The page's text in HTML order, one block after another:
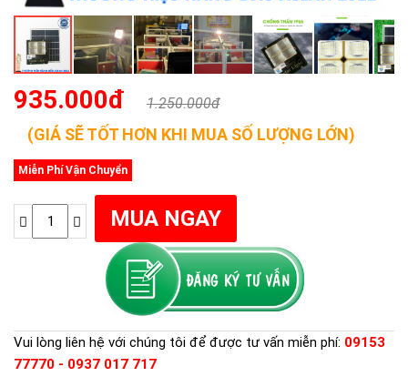
935.000đ 1.250.000đ
(GIÁ SẼ TỐT HƠN KHI MUA SỐ LƯỢNG LỚN)
Miễn Phí Vận Chuyển
Vui lòng liên hệ với chúng tôi để được tư vấn miễn phí: 09153
77770 - 0937 017 717